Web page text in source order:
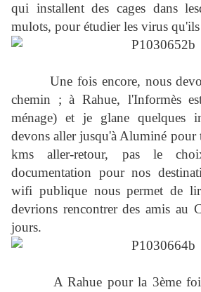
qui installent des cages dans
mulots, pour étudier les virus
Une fois encore, nous
chemin ; à Rahue, l'Informès
ménage) et je glane quelques
devons aller jusqu'à Aluminé
kms aller-retour, pas le
documentation pour nos
wifi publique nous permet de
devrions rencontrer des amis au
jours.
A Rahue pour la 3ème fois,